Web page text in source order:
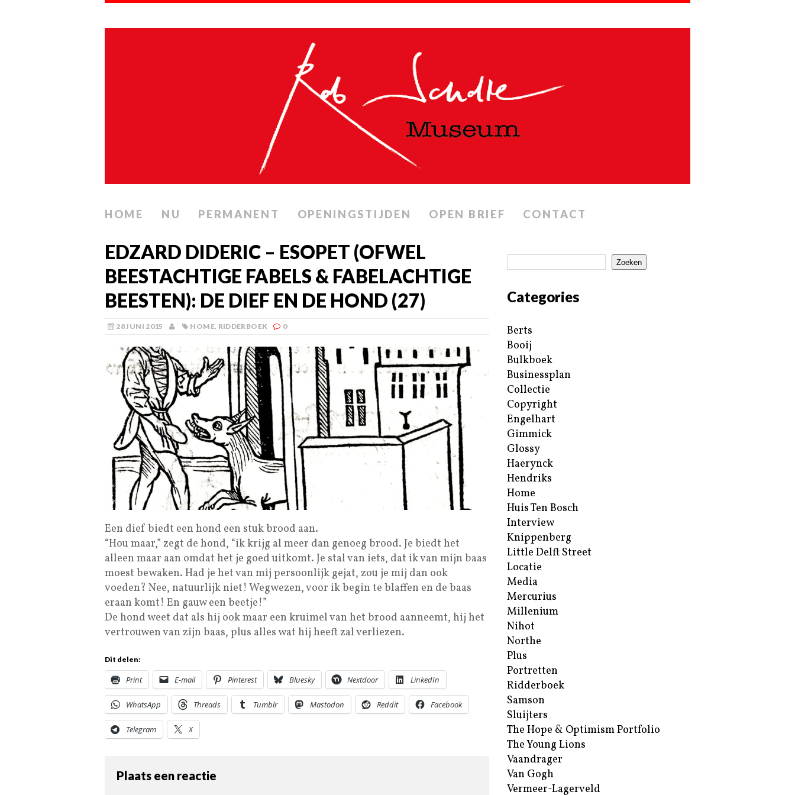
HOME NU PERMANENT OPENINGSTIJDEN OPEN BRIEF CONTACT
EDZARD DIDERIC – ESOPET (OFWEL
BEESTACHTIGE FABELS & FABELACHTIGE
BEESTEN): DE DIEF EN DE HOND (27)
28 JUNI 2015 HOME, RIDDERBOEK 0
Een dief biedt een hond een stuk brood aan.
“Hou maar,” zegt de hond, “ik krijg al meer dan genoeg brood. Je biedt het
alleen maar aan omdat het je goed uitkomt. Je stal van iets, dat ik van mijn baas
moest bewaken. Had je het van mij persoonlijk gejat, zou je mij dan ook
voeden? Nee, natuurlijk niet! Wegwezen, voor ik begin te blaffen en de baas
eraan komt! En gauw een beetje!”
De hond weet dat als hij ook maar een kruimel van het brood aanneemt, hij het
vertrouwen van zijn baas, plus alles wat hij heeft zal verliezen.
Dit delen:
Print E-mail Pinterest Bluesky Nextdoor LinkedIn
WhatsApp Threads Tumblr Mastodon Reddit Facebook
Telegram X
Plaats een reactie
Zoeken
Categories
Berts
Booij
Bulkboek
Businessplan
Collectie
Copyright
Engelhart
Gimmick
Glossy
Haerynck
Hendriks
Home
Huis Ten Bosch
Interview
Knippenberg
Little Delft Street
Locatie
Media
Mercurius
Millenium
Nihot
Northe
Plus
Portretten
Ridderboek
Samson
Sluijters
The Hope & Optimism Portfolio
The Young Lions
Vaandrager
Van Gogh
Vermeer-Lagerveld